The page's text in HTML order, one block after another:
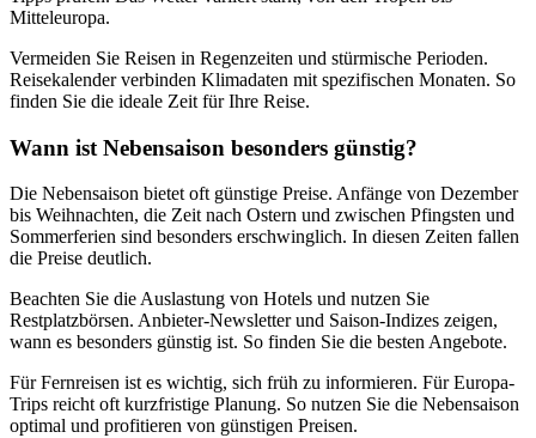
Mitteleuropa.
Vermeiden Sie Reisen in Regenzeiten und stürmische Perioden.
Reisekalender verbinden Klimadaten mit spezifischen Monaten. So
finden Sie die ideale Zeit für Ihre Reise.
Wann ist Nebensaison besonders günstig?
Die Nebensaison bietet oft günstige Preise. Anfänge von Dezember
bis Weihnachten, die Zeit nach Ostern und zwischen Pfingsten und
Sommerferien sind besonders erschwinglich. In diesen Zeiten fallen
die Preise deutlich.
Beachten Sie die Auslastung von Hotels und nutzen Sie
Restplatzbörsen. Anbieter-Newsletter und Saison-Indizes zeigen,
wann es besonders günstig ist. So finden Sie die besten Angebote.
Für Fernreisen ist es wichtig, sich früh zu informieren. Für Europa-
Trips reicht oft kurzfristige Planung. So nutzen Sie die Nebensaison
optimal und profitieren von günstigen Preisen.